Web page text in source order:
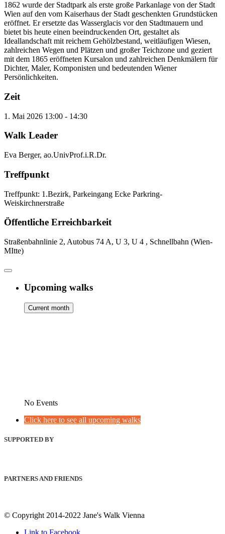
1862 wurde der Stadtpark als erste große Parkanlage von der Stadt
Wien auf den vom Kaiserhaus der Stadt geschenkten Grundstücken
eröffnet. Er ersetzte das Wasserglacis vor den Stadtmauern und
bietet bis heute einen beeindruckenden Ort, gestaltet als
Ideallandschaft mit reichem Gehölzbestand, weitläufigen Wiesen,
zahlreichen Wegen und Plätzen und großer Teichzone und geziert
mit dem 1865 eröffneten Kursalon und zahlreichen Denkmälern für
Dichter, Maler, Komponisten und bedeutenden Wiener
Persönlichkeiten.
Zeit
1. Mai 2026 13:00 - 14:30
Walk Leader
Eva Berger, ao.UnivProf.i.R.Dr.
Treffpunkt
Treffpunkt: 1.Bezirk, Parkeingang Ecke Parkring-
Weiskirchnerstraße
Öffentliche Erreichbarkeit
Straßenbahnlinie 2, Autobus 74 A, U 3, U 4 , Schnellbahn (Wien-
MItte)
Upcoming walks
Current month
No Events
Click here to see all upcoming walks
SUPPORTED BY
PARTNERS AND FRIENDS
© Copyright 2014-2022 Jane's Walk Vienna